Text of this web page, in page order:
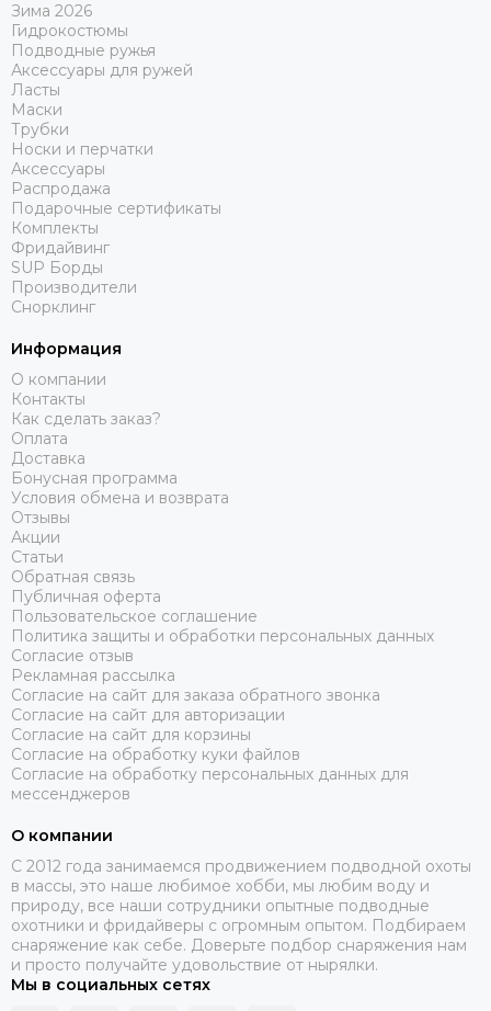
Зима 2026
Гидрокостюмы
Подводные ружья
Аксессуары для ружей
Ласты
Маски
Трубки
Носки и перчатки
Аксессуары
Распродажа
Подарочные сертификаты
Комплекты
Фридайвинг
SUP Борды
Производители
Снорклинг
Информация
О компании
Контакты
Как сделать заказ?
Оплата
Доставка
Бонусная программа
Условия обмена и возврата
Отзывы
Акции
Статьи
Обратная связь
Публичная оферта
Пользовательское соглашение
Политика защиты и обработки персональных данных
Согласие отзыв
Рекламная рассылка
Согласие на сайт для заказа обратного звонка
Согласие на сайт для авторизации
Согласие на сайт для корзины
Согласие на обработку куки файлов
Согласие на обработку персональных данных для
мессенджеров
О компании
C 2012 года занимаемся продвижением подводной охоты
в массы, это наше любимое хобби, мы любим воду и
природу, все наши сотрудники опытные подводные
охотники и фридайверы с огромным опытом. Подбираем
снаряжение как себе. Доверьте подбор снаряжения нам
и просто получайте удовольствие от нырялки.
Мы в социальных сетях